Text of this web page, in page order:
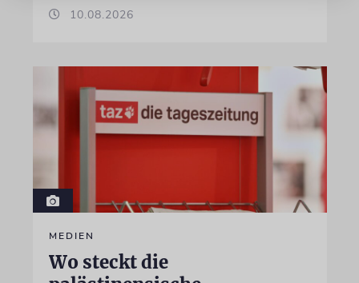
10.08.2026
MEDIEN
Wo steckt die